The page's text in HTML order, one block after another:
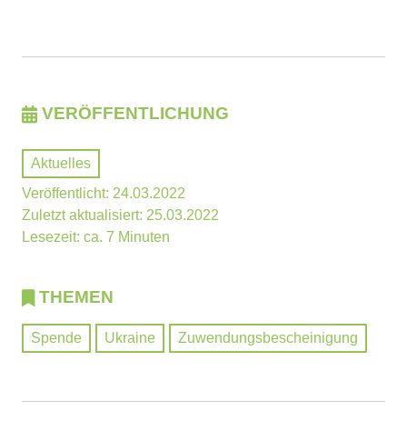
VERÖFFENTLICHUNG
Aktuelles
Veröffentlicht: 24.03.2022
Zuletzt aktualisiert: 25.03.2022
Lesezeit: ca. 7 Minuten
THEMEN
Spende Ukraine Zuwendungsbescheinigung